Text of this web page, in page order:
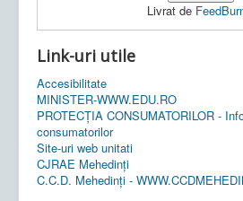
Livrat de
Link-uri utile
Accesibilitate
MINISTER-WWW.EDU.RO
PROTECȚIA CONSUMATORILOR -
consumatorilor
Site-uri web unitati
CJRAE Mehedinți
C.C.D. Mehedinţi -